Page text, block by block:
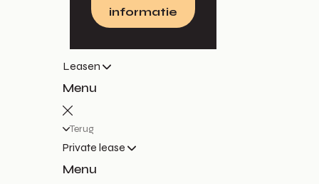
informatie
Leasen
Menu
Terug
Private lease
Menu